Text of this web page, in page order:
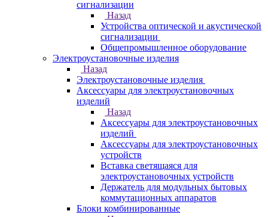
сигнализации
Назад
Устройства оптической и акустической
сигнализации
Общепромышленное оборудование
Электроустановочные изделия
Назад
Электроустановочные изделия
Аксессуары для электроустановочных
изделий
Назад
Аксессуары для электроустановочных
изделий
Аксессуары для электроустановочных
устройств
Вставка светящаяся для
электроустановочных устройств
Держатель для модульных бытовых
коммутационных аппаратов
Блоки комбинированные